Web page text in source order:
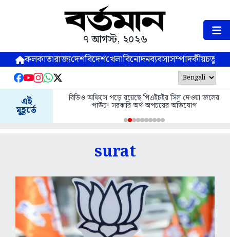
৭ আগস্ট, ২০২৬
কলকাতারাজ্যদেশবিদেশখেলাবিনোদনব্যবসাসম্পাদকীয়
এই
মুহূর্তে
বিডিও অফিসে পড়ে রয়েছে পিএইচইর সিল দেওয়া জলের
পাউচ! সরকারি অর্থ অপচয়ের অভিযোগ
অন্নপূর্ণা যোজনায়
surat